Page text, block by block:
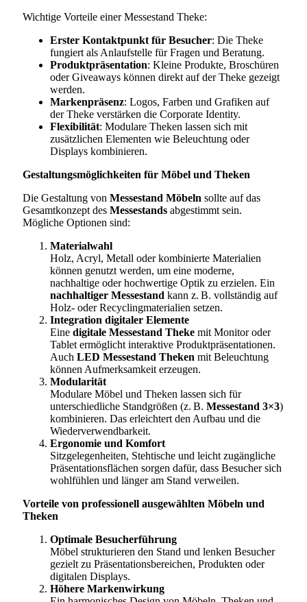
Wichtige Vorteile einer Messestand Theke:
Erster Kontaktpunkt für Besucher: Die Theke
fungiert als Anlaufstelle für Fragen und Beratung.
Produktpräsentation: Kleine Produkte, Broschüren
oder Giveaways können direkt auf der Theke gezeigt
werden.
Markenpräsenz: Logos, Farben und Grafiken auf
der Theke verstärken die Corporate Identity.
Flexibilität: Modulare Theken lassen sich mit
zusätzlichen Elementen wie Beleuchtung oder
Displays kombinieren.
Gestaltungsmöglichkeiten für Möbel und Theken
Die Gestaltung von Messestand Möbeln sollte auf das
Gesamtkonzept des Messestands abgestimmt sein.
Mögliche Optionen sind:
Materialwahl
Holz, Acryl, Metall oder kombinierte Materialien
können genutzt werden, um eine moderne,
nachhaltige oder hochwertige Optik zu erzielen. Ein
nachhaltiger Messestand kann z. B. vollständig auf
Holz- oder Recyclingmaterialien setzen.
Integration digitaler Elemente
Eine digitale Messestand Theke mit Monitor oder
Tablet ermöglicht interaktive Produktpräsentationen.
Auch LED Messestand Theken mit Beleuchtung
können Aufmerksamkeit erzeugen.
Modularität
Modulare Möbel und Theken lassen sich für
unterschiedliche Standgrößen (z. B. Messestand 3×3)
kombinieren. Das erleichtert den Aufbau und die
Wiederverwendbarkeit.
Ergonomie und Komfort
Sitzgelegenheiten, Stehtische und leicht zugängliche
Präsentationsflächen sorgen dafür, dass Besucher sich
wohlfühlen und länger am Stand verweilen.
Vorteile von professionell ausgewählten Möbeln und
Theken
Optimale Besucherführung
Möbel strukturieren den Stand und lenken Besucher
gezielt zu Präsentationsbereichen, Produkten oder
digitalen Displays.
Höhere Markenwirkung